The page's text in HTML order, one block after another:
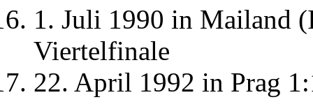
1. Juli 1990 in Mailand
Viertelfinale
22. April 1992 in Prag